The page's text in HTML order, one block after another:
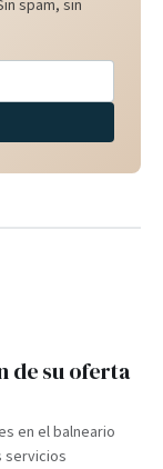
spam, sin
de su oferta
en el balneario
servicios